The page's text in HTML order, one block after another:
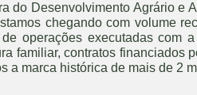
do Desenvolvimento Agrário e
chegando com volume
de operações executadas com
familiar, contratos financiados
a marca histórica de mais de 2